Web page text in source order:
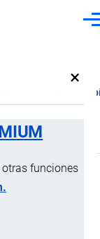
×
funciones